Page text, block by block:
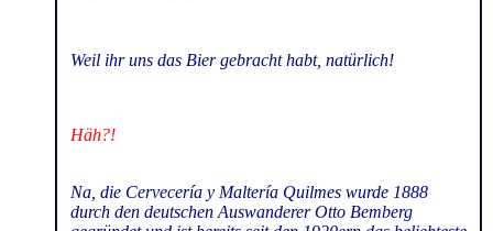
Weil ihr uns das Bier gebracht habt, natürlich!
Häh?!
Na, die Cervecería y Maltería Quilmes wurde 1888
durch den deutschen Auswanderer Otto Bemberg